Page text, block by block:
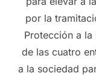
por la
Protección a la
de las cuatro
a la sociedad